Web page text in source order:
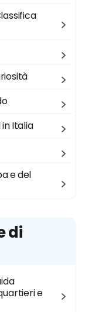
Italia
e del
di
e